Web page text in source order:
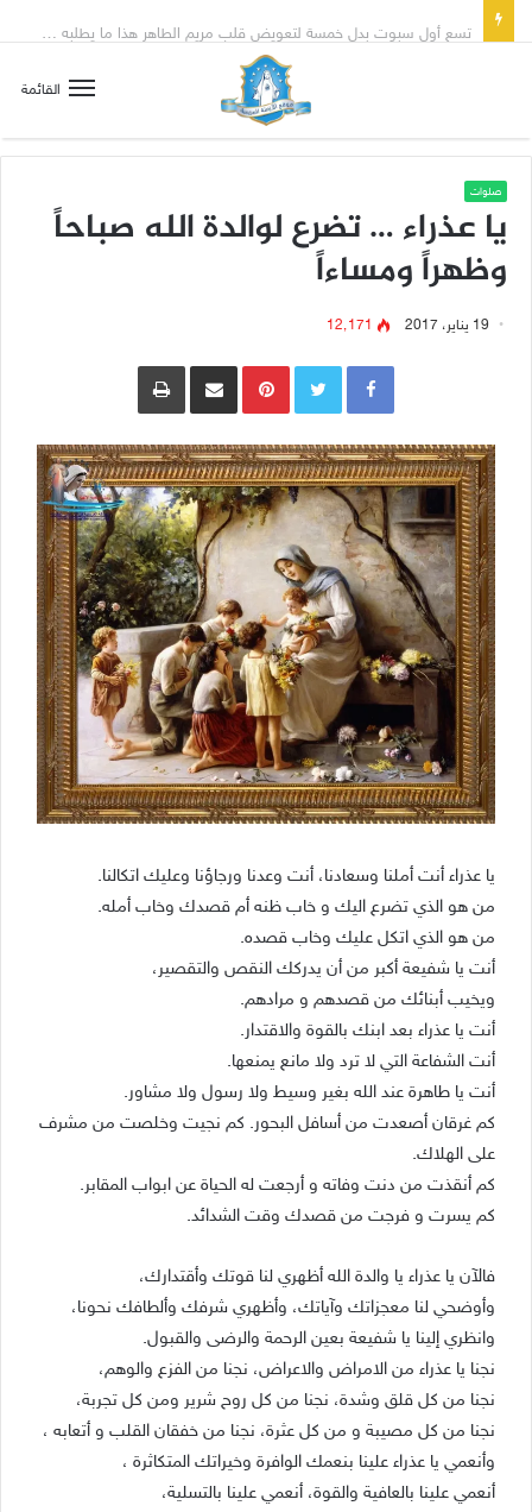
القائمة
صلوات
يا عذراء … تضرع لوالدة الله صباحاً
وظهراً ومساءاً
19 يناير، 2017 12٬171
Pinterestمشاركة عبر البريد طباعة
يا عذراء أنت أملنا وسعادنا، أنت وعدنا ورجاؤنا وعليك اتكالنا.
من هو الذي تضرع اليك و خاب ظنه أم قصدك وخاب أمله.
من هو الذي اتكل عليك وخاب قصده.
أنت يا شفيعة أكبر من أن يدركك النقص والتقصير،
ويخيب أبنائك من قصدهم و مرادهم.
أنت يا عذراء بعد ابنك بالقوة والاقتدار.
أنت الشفاعة التي لا ترد وﻻ مانع يمنعها.
أنت يا طاهرة عند الله بغير وسيط وﻻ رسول وﻻ مشاور.
كم غرقان أصعدت من أسافل البحور. كم نجيت وخلصت من مشرف
على الهلاك.
كم أنقذت من دنت وفاته و أرجعت له الحياة عن ابواب المقابر.
كم يسرت و فرجت من قصدك وقت الشدائد.
فاﻵن يا عذراء يا والدة الله أظهري لنا قوتك وأقتدارك،
وأوضحي لنا معجزاتك وآياتك، وأظهري شرفك وألطافك نحونا،
وانظري إلينا يا شفيعة بعين الرحمة والرضى والقبول.
نجنا يا عذراء من الامراض والاعراض، نجنا من الفزع والوهم،
نجنا من كل قلق وشدة، نجنا من كل روح شرير ومن كل تجربة،
نجنا من كل مصيبة و من كل عثرة، نجنا من خفقان القلب و أتعابه ،
وأنعمي يا عذراء علينا بنعمك الوافرة وخيراتك المتكاثرة ،
أنعمي علينا بالعافية والقوة، أنعمي علينا بالتسلية،